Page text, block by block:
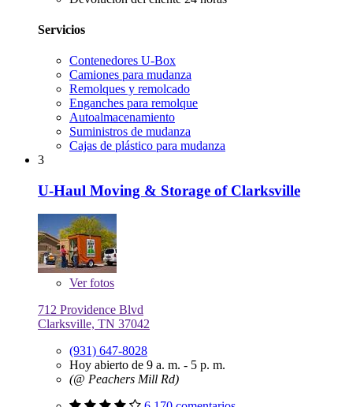
Servicios
Contenedores U-Box
Camiones para mudanza
Remolques y remolcado
Enganches para remolque
Autoalmacenamiento
Suministros de mudanza
Cajas de plástico para mudanza
3
U-Haul Moving & Storage of Clarksville
Verfotos
712 Providence Blvd
Clarksville, TN 37042
(931) 647-8028
Hoy abierto de 9 a. m. - 5 p. m.
(@ Peachers Mill Rd)